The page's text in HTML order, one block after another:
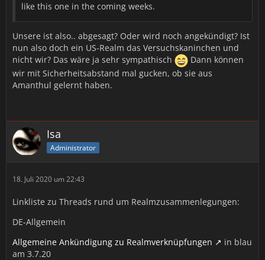
like this one in the coming weeks.
Unsere ist also.. abgesagt? Oder wird noch angekündigt? Ist
nun also doch ein US-Realm das Versuchskaninchen und
nicht wir? Das wäre ja sehr sympathisch
Dann können
wir mit Sicherheitsabstand mal gucken, ob sie aus
Amanthul gelernt haben.
Isa
Administrator
18. Juli 2020 um 22:43
Linkliste zu Threads rund um Realmzusammenlegungen:
DE-Allgemein
Allgemeine Ankündigung zu Realmverknüpfungen
in blau
am 3.7.20